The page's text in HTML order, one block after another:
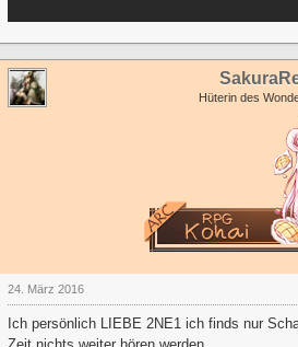
Hüterin des
24. März 2016
Ich persönlich LIEBE 2NE1 ich finds nur